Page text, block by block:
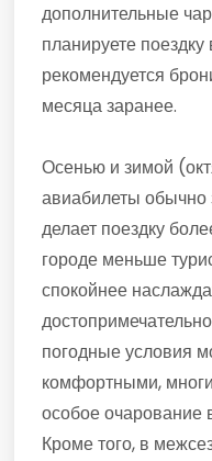
дополнительные
планируете
рекомендуется
месяца заранее.
Осенью и зимой
авиабилеты обычно
делает поездку
городе меньше
спокойнее
погодные условия
комфортными,
особое очарование
Кроме того, в